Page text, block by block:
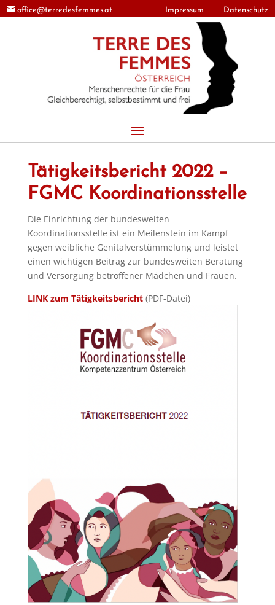
office@terredesfemmes.at Impressum Datenschutz
Tätigkeitsbericht 2022 –
FGMC Koordinationsstelle
Die Einrichtung der bundesweiten
Koordinationsstelle ist ein Meilenstein im Kampf
gegen weibliche Genitalverstümmelung und leistet
einen wichtigen Beitrag zur bundesweiten Beratung
und Versorgung betroffener Mädchen und Frauen.
LINK zum Tätigkeitsbericht(PDF-Datei)